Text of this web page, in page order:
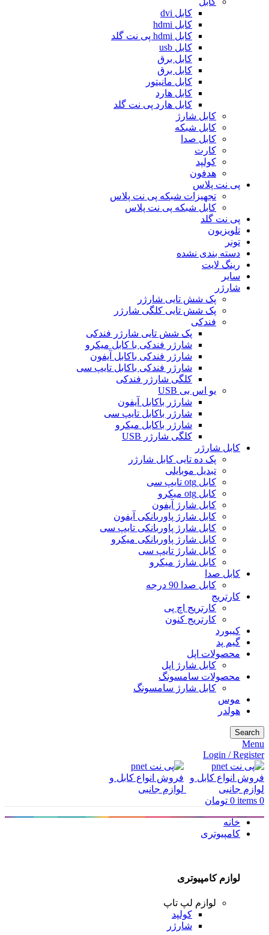
کابل dvi
کابل hdmi
کابل hdmi پی نت گلد
کابل usb
کابل برق
کابل برق
کابل مانیتور
کابل هارد
کابل هارد پی نت گلد
کابل شارژ
کابل شبکه
کابل صدا
کارت
کولپد
هدفون
پی نت پلاس
تجهیزات شبکه پی نت پلاس
کابل شبکه پی نت پلاس
پی نت گلد
تلویزیون
تونر
دسته بندی نشده
رینگ لایت
سایر
شارژر
پک شش تایی شارژر
پک شش تایی کلگی شارژر
فندکی
پک شش تایی شارژر فندکی
شارژر فندکی با کابل میکرو
شارژر فندکی باکابل آیفون
شارژر فندکی باکابل تایپ سی
کلگی شارژر فندکی
یو اس بی USB
شارژر باکابل آیفون
شارژر باکابل تایپ سی
شارژر باکابل میکرو
کلگی شارژر USB
کابل شارژر
پک ده تایی کابل شارژر
تبدیل موبایلی
کابل otg تایپ سی
کابل otg میکرو
کابل شارژ آیفون
کابل شارژ پاوربانکی آیفون
کابل شارژ پاوربانکی تایپ سی
کابل شارژ پاوربانکی میکرو
کابل شارژ تایپ سی
کابل شارژ میکرو
کابل صدا
کابل صدا 90 درجه
کارتریج
کارتریج اچ پی
کارتریج کنون
کیبورد
گیم پد
محصولات اپل
کابل شارژ اپل
محصولات سامسونگ
کابل شارژ سامسونگ
موس
هولدر
Search
Menu
Login / Register
0
items
0 تومان
خانه
کامپیوتری
لوازم کامپیوتری
لوازم لپ تاپ
کولپد
شارژر